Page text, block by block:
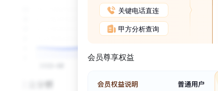
关键电话直连
甲方分析查询
会员尊享权益